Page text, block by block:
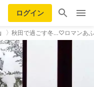
ログイン
秋田で過ごす冬…♡ロマンあ